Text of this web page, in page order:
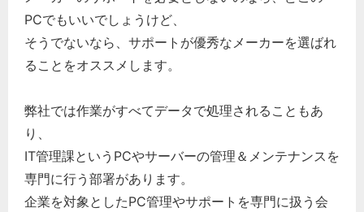
PCでもいいでしょうけど、
そうでないなら、サポートが優秀なメーカーを選ばれ
ることをオススメします。
弊社では作業がすべてデータで処理されることもあ
り、
IT管理課というPCやサーバーの管理＆メンテナンスを
専門に行う部署があります。
企業を対象としたPC管理やサポートを専門に扱う会